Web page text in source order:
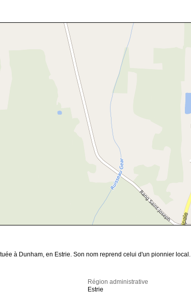
à Dunham, en Estrie. Son nom reprend celui d'un pionnier local.
Région administrative
Estrie